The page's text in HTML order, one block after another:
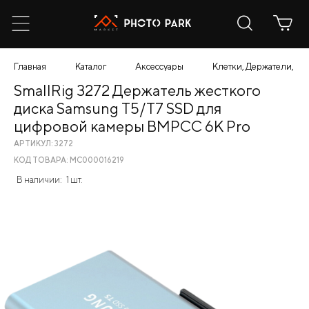
Главная Каталог Аксессуары Клетки, Держатели,
SmallRig 3272 Держатель жесткого
диска Samsung T5/T7 SSD для
цифровой камеры BMPCC 6K Pro
АРТИКУЛ: 3272
КОД ТОВАРА: МС000016219
В наличии: 1 шт.